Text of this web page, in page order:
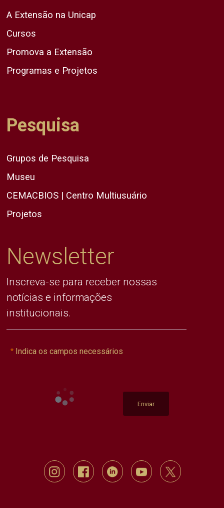
A Extensão na Unicap
Cursos
Promova a Extensão
Programas e Projetos
Pesquisa
Grupos de Pesquisa
Museu
CEMACBIOS | Centro Multiusuário
Projetos
Newsletter
Inscreva-se para receber nossas
notícias e informações
institucionais.
Indica os campos necessários
Enviar